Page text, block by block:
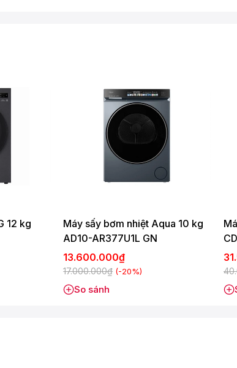
12 kg
Máy sấy bơm nhiệt Aqua 10 kg
AD10-AR377U1L GN
13.600.000₫
17.000.000₫ (-20%)
So sánh